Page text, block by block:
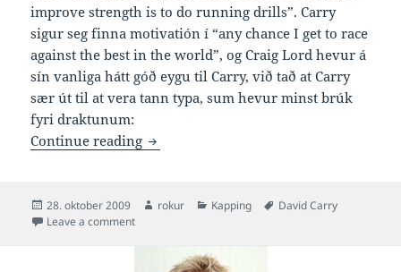
improve strength is to do running drills”. Carry
sigur seg finna motivatión í “any chance I get to race
against the best in the world”, og Craig Lord hevur á
sín vanliga hátt góð eygu til Carry, við tað at Carry
sær út til at vera tann typa, sum hevur minst brúk
fyri draktunum:
Continue reading Kvartføroyingurin Carry venur eyka á
Posted
on
28. oktober 2009 Author
rokur Categories
Kapping Tags
David Carry
Leave a commenton Kvartføroyingurin Carry venur eyka á landi móti